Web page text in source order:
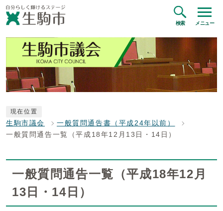
検索 メニュー
現在位置
生駒市議会
一般質問通告書（平成24年以前）
一般質問通告一覧（平成18年12月13日・14日）
一般質問通告一覧（平成18年12月
13日・14日）